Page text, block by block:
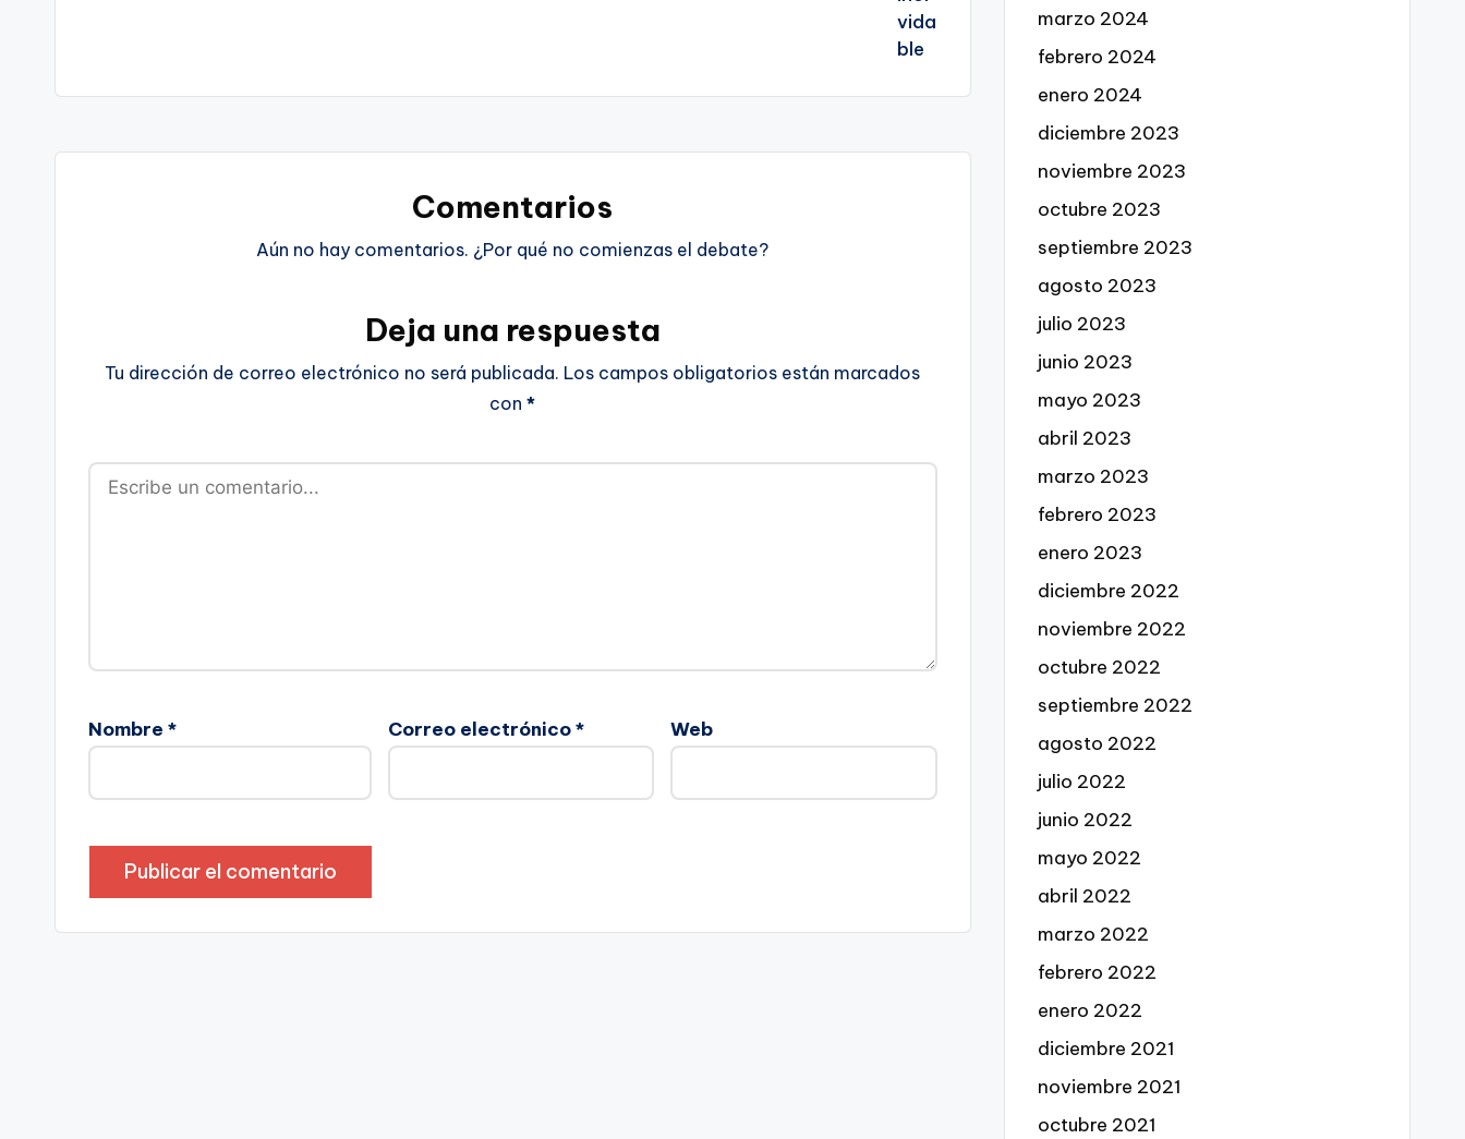
Comentarios
Aún no hay comentarios. ¿Por qué no comienzas el debate?
Deja una respuesta
Tu dirección de correo electrónico no será publicada. Los campos obligatorios están marcados
con*
Nombre * Correo electrónico* Web
marzo 2024
febrero 2024
enero 2024
diciembre 2023
noviembre 2023
octubre 2023
septiembre 2023
agosto 2023
julio 2023
junio 2023
mayo 2023
abril 2023
marzo 2023
febrero 2023
enero 2023
diciembre 2022
noviembre 2022
octubre 2022
septiembre 2022
agosto 2022
julio 2022
junio 2022
mayo 2022
abril 2022
marzo 2022
febrero 2022
enero 2022
diciembre 2021
noviembre 2021
octubre 2021